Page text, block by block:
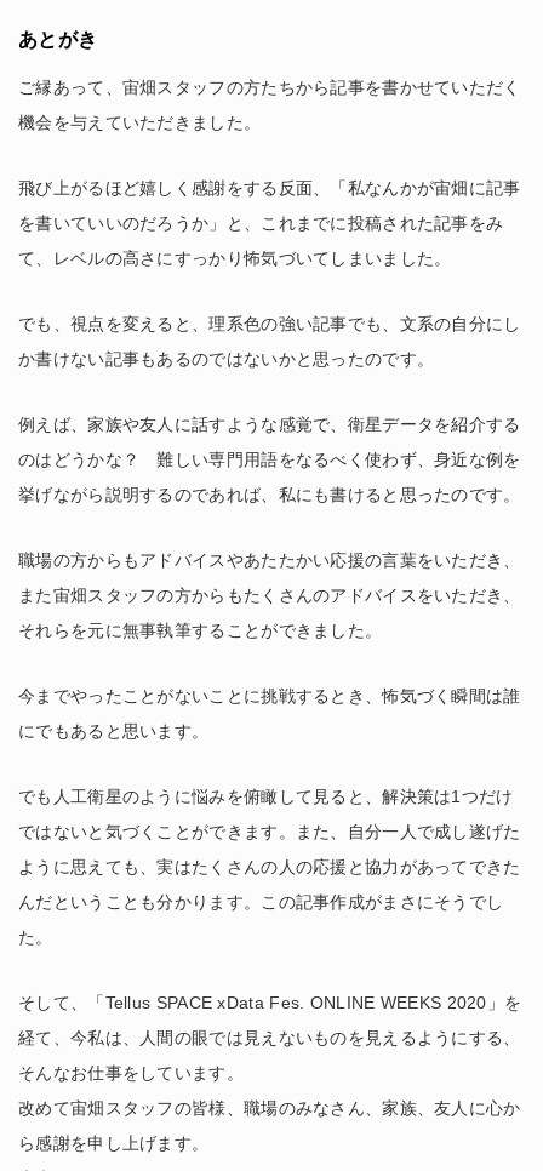
あとがき
ご縁あって、宙畑スタッフの方たちから記事を書かせていただく
機会を与えていただきました。
飛び上がるほど嬉しく感謝をする反面、「私なんかが宙畑に記事
を書いていいのだろうか」と、これまでに投稿された記事をみ
て、レベルの高さにすっかり怖気づいてしまいました。
でも、視点を変えると、理系色の強い記事でも、文系の自分にし
か書けない記事もあるのではないかと思ったのです。
例えば、家族や友人に話すような感覚で、衛星データを紹介する
のはどうかな？ 難しい専門用語をなるべく使わず、身近な例を
挙げながら説明するのであれば、私にも書けると思ったのです。
職場の方からもアドバイスやあたたかい応援の言葉をいただき、
また宙畑スタッフの方からもたくさんのアドバイスをいただき、
それらを元に無事執筆することができました。
今までやったことがないことに挑戦するとき、怖気づく瞬間は誰
にでもあると思います。
でも人工衛星のように悩みを俯瞰して見ると、解決策は1つだけ
ではないと気づくことができます。また、自分一人で成し遂げた
ように思えても、実はたくさんの人の応援と協力があってできた
んだということも分かります。この記事作成がまさにそうでし
た。
そして、「Tellus SPACE xData Fes. ONLINE WEEKS 2020」を
経て、今私は、人間の眼では見えないものを見えるようにする、
そんなお仕事をしています。
改めて宙畑スタッフの皆様、職場のみなさん、家族、友人に心か
ら感謝を申し上げます。